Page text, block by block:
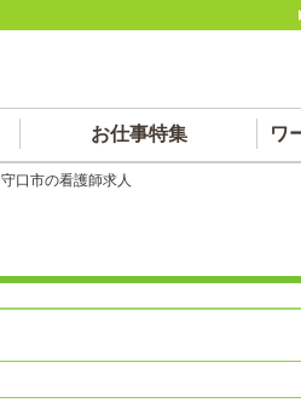
お仕事特集 ワ
守口市の看護師求人